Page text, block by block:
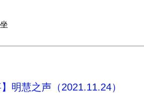
明慧之声（2021.11.24）